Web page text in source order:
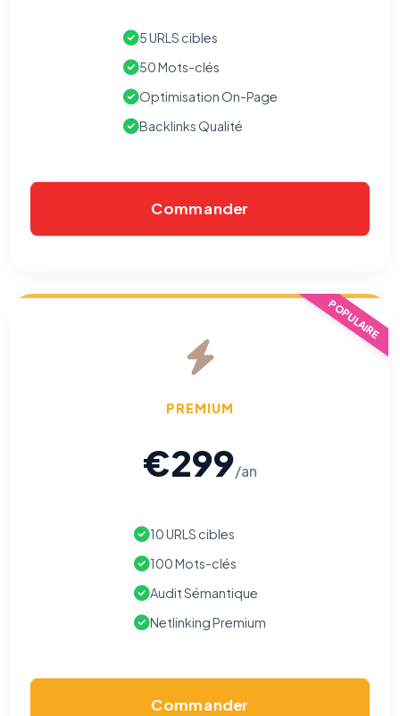
5 URLS cibles
50 Mots-clés
Optimisation On-Page
Backlinks Qualité
Commander
POPULAIRE
PREMIUM
€299/an
10 URLS cibles
100 Mots-clés
Audit Sémantique
Netlinking Premium
Commander